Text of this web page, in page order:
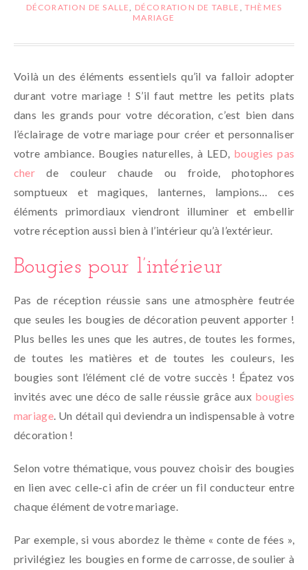
DÉCORATION DE SALLE DÉCORATION DE TABLE ,THÈMES
MARIAGE
Voilà un des éléments essentiels qu’il va falloir adopter
durant votre mariage ! S’il faut mettre les petits plats
dans les grands pour votre décoration, c’est bien dans
l’éclairage de votre mariage pour créer et personnaliser
votre ambiance. Bougies naturelles, à LED, bougies pas
cherde couleur chaude ou froide, photophores
somptueux et magiques, lanternes, lampions… ces
éléments primordiaux viendront illuminer et embellir
votre réception aussi bien à l’intérieur qu’à l’extérieur.
Bougies pour l’intérieur
Pas de réception réussie sans une atmosphère feutrée
que seules les bougies de décoration peuvent apporter !
Plus belles les unes que les autres, de toutes les formes,
de toutes les matières et de toutes les couleurs, les
bougies sont l’élément clé de votre succès ! Épatez vos
invités avec une déco de salle réussie grâce aux bougies
mariage. Un détail qui deviendra un indispensable à votre
décoration !
Selon votre thématique, vous pouvez choisir des bougies
en lien avec celle-ci afin de créer un fil conducteur entre
chaque élément de votre mariage.
Par exemple, si vous abordez le thème « conte de fées »,
privilégiez les bougies en forme de carrosse, de soulier à